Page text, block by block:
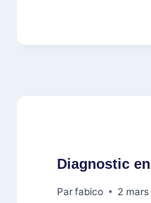
Diagnostic
Parfabico 2